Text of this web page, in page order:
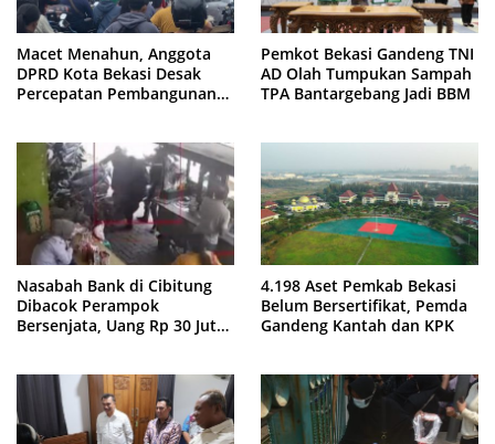
Macet Menahun, Anggota
DPRD Kota Bekasi Desak
Percepatan Pembangunan
Pemkot Bekasi Gandeng TNI
AD Olah Tumpukan Sampah
TPA Bantargebang Jadi BBM
Nasabah Bank di Cibitung
Dibacok Perampok
Bersenjata, Uang Rp 30 Juta
4.198 Aset Pemkab Bekasi
Belum Bersertifikat, Pemda
Gandeng Kantah dan KPK